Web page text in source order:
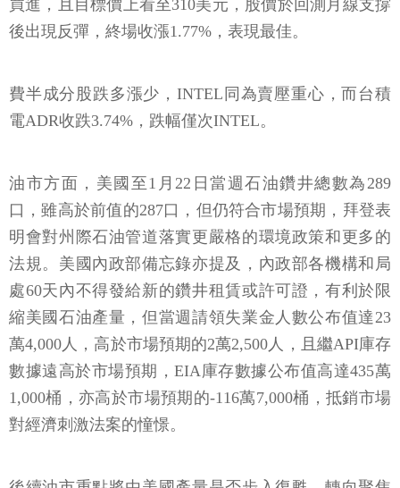
明會對州際石油管道落實更嚴格的環境政策和更多的
法規。美國內政部備忘錄亦提及，內政部各機構和局
處60天內不得發給新的鑽井租賃或許可證，有利於限
縮美國石油產量，但當週請領失業金人數公布值達23
萬4,000人，高於市場預期的2萬2,500人，且繼API庫存
數據遠高於市場預期，EIA庫存數據公布值高達435萬
1,000桶，亦高於市場預期的-116萬7,000桶，抵銷市場
對經濟刺激法案的憧憬。